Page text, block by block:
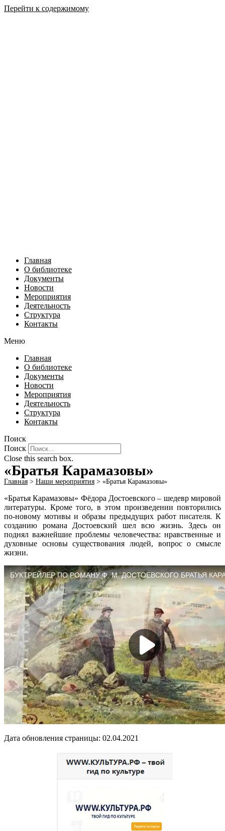
Перейти к содержимому
Главная
О библиотеке
Документы
Новости
Мероприятия
Деятельность
Структура
Контакты
Меню
Главная
О библиотеке
Документы
Новости
Мероприятия
Деятельность
Структура
Контакты
Поиск
Поиск
Close this search box.
«Братья Карамазовы»
Главная > Наши мероприятия > «Братья Карамазовы»
«Братья Карамазовы» Фёдора Достоевского – шедевр мировой
литературы. Кроме того, в этом произведении повторились
по-новому мотивы и образы предыдущих работ писателя. К
созданию романа Достоевский шел всю жизнь. Здесь он
поднял важнейшие проблемы человечества: нравственные и
духовные основы существования людей, вопрос о смысле
жизни.
Дата обновления страницы: 02.04.2021